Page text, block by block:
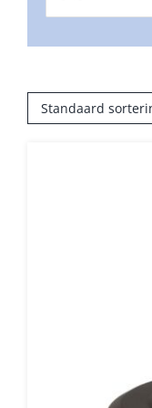
Parasolvoeten
Beschermhoezen
Glatz stofstalen